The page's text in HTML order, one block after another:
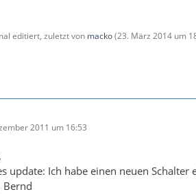
editiert, zuletzt von macko(23. März 2014 um
2011 um 16:53
update: Ich habe einen neuen Schalter
Bernd